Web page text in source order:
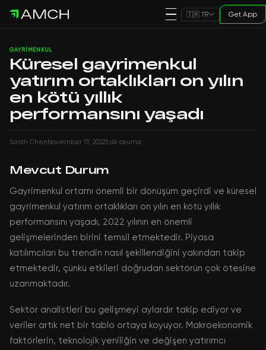
🇹🇷 TR Get App
GAYRIMENKUL
Küresel gayrimenkul
yatırım ortaklıkları on yılın
en kötü yıllık
performansını yaşadı
Sarah ChenNovember 13, 20223 dk okuma
Mevcut Durum
Gayrimenkul ortamı önemli bir dönüşüm geçirdi ve küresel
gayrimenkul yatırım ortaklıkları on yılın en kötü yıllık
performansını yaşadı, 2022 yılının en önemli
gelişmelerinden birini temsil etmektedir. Piyasa
katılımcıları bu trendin nasıl şekillendiğini yakından takip
etmektedir, çünkü etkileri doğrudan sektörün çok ötesine
uzanmaktadır.
Sektör analistleri bu gelişmeyi aylardır takip ediyor ve
veriler artık net bir tablo ortaya koyuyor. Makroekonomik
faktörlerin, teknolojik yeniliğin ve değişen yatırımcı